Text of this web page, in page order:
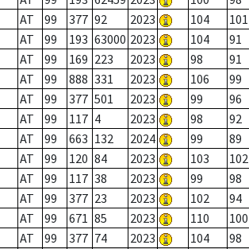
AT 99 377 92 2023 104 101
AT 99 193 63000 2023 104 91
AT 99 169 223 2023 98 91
AT 99 888 331 2023 106 99
AT 99 377 501 2023 99 96
AT 99 117 4 2023 98 92
AT 99 663 132 2024 99 89
AT 99 120 84 2023 103 102
AT 99 117 38 2023 99 98
AT 99 377 23 2023 102 94
AT 99 671 85 2023 110 100
AT 99 377 74 2023 104 98